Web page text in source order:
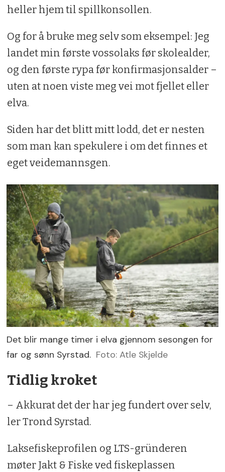
heller hjem til spillkonsollen.
Og for å bruke meg selv som eksempel: Jeg
landet min første vossolaks før skolealder,
og den første rypa før konfirmasjonsalder –
uten at noen viste meg vei mot fjellet eller
elva.
Siden har det blitt mitt lodd, det er nesten
som man kan spekulere i om det finnes et
eget veidemannsgen.
Det blir mange timer i elva gjennom sesongen for
far og sønn Syrstad. Foto: Atle Skjelde
Tidlig kroket
– Akkurat det der har jeg fundert over selv,
ler Trond Syrstad.
Laksefiskeprofilen og LTS-gründeren
møter Jakt & Fiske ved fiskeplassen